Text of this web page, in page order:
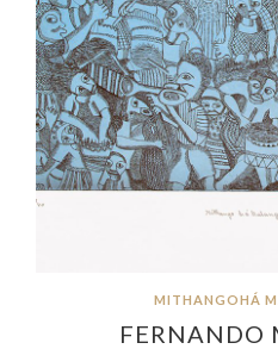
MITHANGOHÁ
FERNANDO